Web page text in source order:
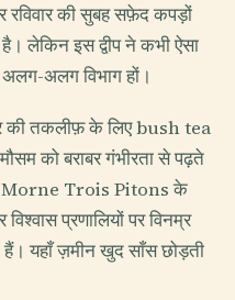
की सुबह सफ़ेद कपड़ों
है। लेकिन इस द्वीप ने कभी ऐसा
अलग-अलग विभाग हों।
की तकलीफ़ के लिए bush tea
को बराबर गंभीरता से पढ़ते
Morne Trois Pitons के
प्रणालियों पर विनम्र
हैं। यहाँ ज़मीन खुद साँस छोड़ती